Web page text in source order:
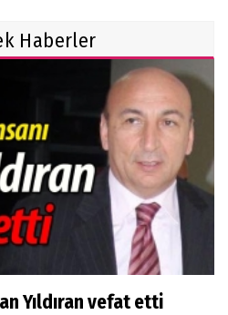
Haberler
Yıldıran vefat etti